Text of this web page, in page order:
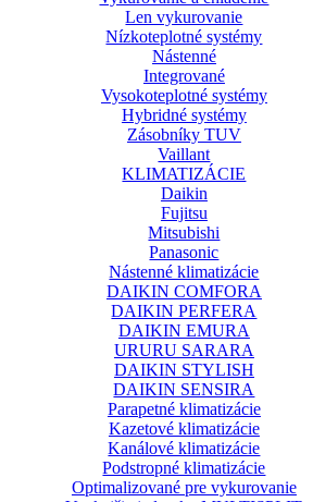
Len vykurovanie
Nízkoteplotné systémy
Nástenné
Integrované
Vysokoteplotné systémy
Hybridné systémy
Zásobníky TUV
Vaillant
KLIMATIZÁCIE
Daikin
Fujitsu
Mitsubishi
Panasonic
Nástenné klimatizácie
DAIKIN COMFORA
DAIKIN PERFERA
DAIKIN EMURA
URURU SARARA
DAIKIN STYLISH
DAIKIN SENSIRA
Parapetné klimatizácie
Kazetové klimatizácie
Kanálové klimatizácie
Podstropné klimatizácie
Optimalizované pre vykurovanie